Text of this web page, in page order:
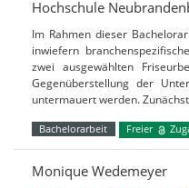
Hochschule
Im Rahmen dieser
inwiefern
zwei ausgewählten
Gegenüberstellung der
untermauert werden.
Bachelorarbeit Freier
Monique Wedemeyer